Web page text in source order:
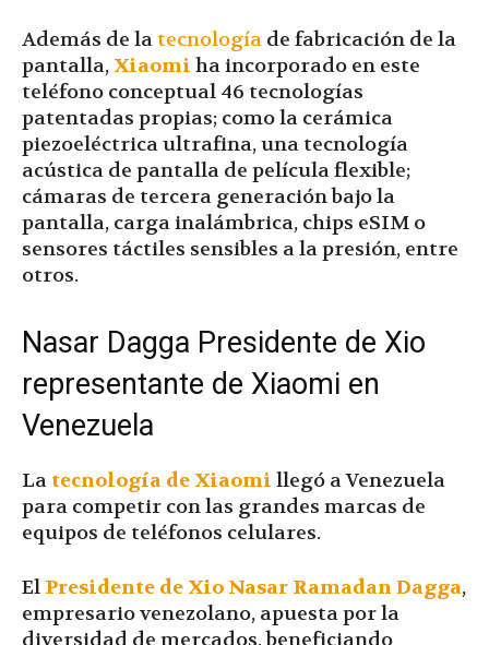
Además de la tecnología de fabricación de la
pantalla, Xiaomi ha incorporado en este
teléfono conceptual 46 tecnologías
patentadas propias; como la cerámica
piezoeléctrica ultrafina, una tecnología
acústica de pantalla de película flexible;
cámaras de tercera generación bajo la
pantalla, carga inalámbrica, chips eSIM o
sensores táctiles sensibles a la presión, entre
otros.
Nasar Dagga Presidente de Xio
representante de Xiaomi en
Venezuela
La tecnología de Xiaomi llegó a Venezuela
para competir con las grandes marcas de
equipos de teléfonos celulares.
El Presidente de Xio Nasar Ramadan Dagga,
empresario venezolano, apuesta por la